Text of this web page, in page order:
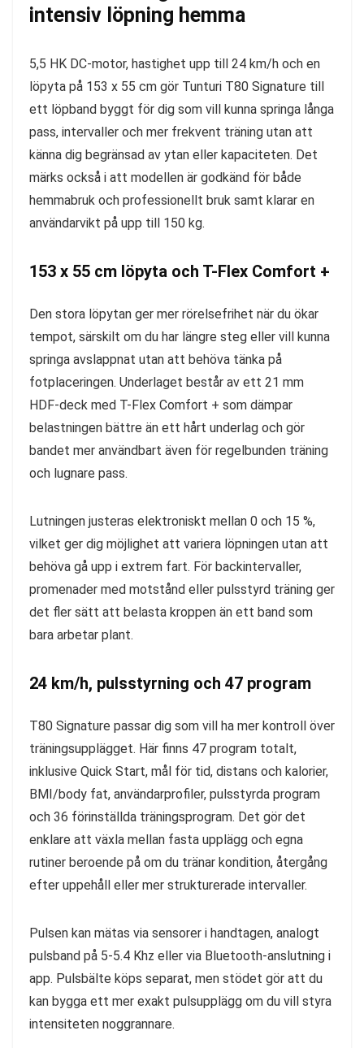
intensiv löpning hemma
5,5 HK DC-motor, hastighet upp till 24 km/h och en
löpyta på 153 x 55 cm gör Tunturi T80 Signature till
ett löpband byggt för dig som vill kunna springa långa
pass, intervaller och mer frekvent träning utan att
känna dig begränsad av ytan eller kapaciteten. Det
märks också i att modellen är godkänd för både
hemmabruk och professionellt bruk samt klarar en
användarvikt på upp till 150 kg.
153 x 55 cm löpyta och T-Flex Comfort +
Den stora löpytan ger mer rörelsefrihet när du ökar
tempot, särskilt om du har längre steg eller vill kunna
springa avslappnat utan att behöva tänka på
fotplaceringen. Underlaget består av ett 21 mm
HDF-deck med T-Flex Comfort + som dämpar
belastningen bättre än ett hårt underlag och gör
bandet mer användbart även för regelbunden träning
och lugnare pass.
Lutningen justeras elektroniskt mellan 0 och 15 %,
vilket ger dig möjlighet att variera löpningen utan att
behöva gå upp i extrem fart. För backintervaller,
promenader med motstånd eller pulsstyrd träning ger
det fler sätt att belasta kroppen än ett band som
bara arbetar plant.
24 km/h, pulsstyrning och 47 program
T80 Signature passar dig som vill ha mer kontroll över
träningsupplägget. Här finns 47 program totalt,
inklusive Quick Start, mål för tid, distans och kalorier,
BMI/body fat, användarprofiler, pulsstyrda program
och 36 förinställda träningsprogram. Det gör det
enklare att växla mellan fasta upplägg och egna
rutiner beroende på om du tränar kondition, återgång
efter uppehåll eller mer strukturerade intervaller.
Pulsen kan mätas via sensorer i handtagen, analogt
pulsband på 5-5.4 Khz eller via Bluetooth-anslutning i
app. Pulsbälte köps separat, men stödet gör att du
kan bygga ett mer exakt pulsupplägg om du vill styra
intensiteten noggrannare.